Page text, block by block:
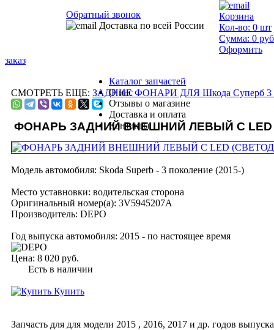
СМОТРЕТЬ ЕЩЕ: ЗАДНИЕ ФОНАРИ ДЛЯ Шкода Суперб 3
ФОНАРЬ ЗАДНИЙ ВНЕШНИЙ ЛЕВЫЙ С
Модель автомобиля: Skoda Superb - 3 поколение (2015-)
Место уставновки: водительская сторона
Оригинальный номер(а): 3V5945207A
Производитель: DEPO
Год выпуска автомобиля: 2015 - по настоящее время
Цена: 8 020 руб.
Есть в наличии
Купить
Запчасть для для модели 2015 , 2016, 2017 и др. годов
Обратный звонок
Доставка по всей России
Корзина
Кол-во: 0 шт
Сумма: 0
Оформить
заказ
Каталог запчастей
О нас
Отзывы о магазине
Доставка и оплата
Контакты